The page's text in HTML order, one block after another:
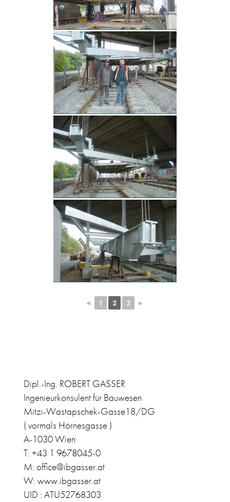
◄ 1 2 3 ►
Dipl.-Ing. ROBERT GASSER
Ingenieurkonsulent für Bauwesen
Mitzi-Wastapschek-Gasse18/DG
( vormals Hörnesgasse )
A-1030 Wien
T: +43 1 9678045-0
M: office@ibgasser.at
W: www.ibgasser.at
UID : ATU52768303